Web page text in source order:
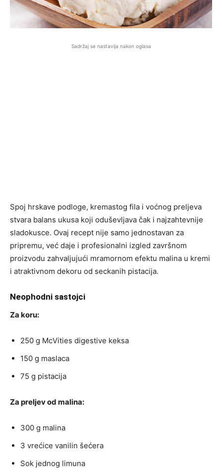
Sadržaj se nastavlja nakon oglasa
Spoj hrskave podloge, kremastog fila i voćnog preljeva
stvara balans ukusa koji oduševljava čak i najzahtevnije
sladokusce. Ovaj recept nije samo jednostavan za
pripremu, već daje i profesionalni izgled završnom
proizvodu zahvaljujući mramornom efektu malina u kremi
i atraktivnom dekoru od seckanih pistacija.
Neophodni sastojci
Za koru:
250 g McVities digestive keksa
150 g maslaca
75 g pistacija
Za preljev od malina:
300 g malina
3 vrećice vanilin šećera
Sok jednog limuna